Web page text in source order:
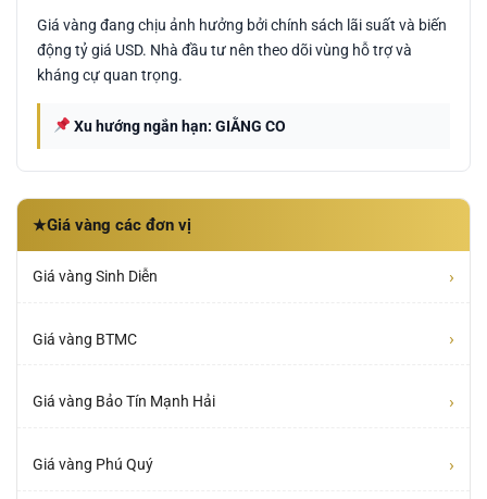
Giá vàng đang chịu ảnh hưởng bởi chính sách lãi suất và biến
động tỷ giá USD. Nhà đầu tư nên theo dõi vùng hỗ trợ và
kháng cự quan trọng.
Xu hướng ngắn hạn: GIẰNG CO
★Giá vàng các đơn vị
Giá vàng Sinh Diễn ›
Giá vàng BTMC ›
Giá vàng Bảo Tín Mạnh Hải ›
Giá vàng Phú Quý ›